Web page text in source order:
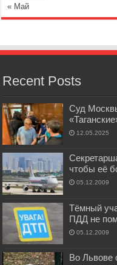
« Май
Recent Posts
Суд
12.05.2025
чтобы её
05.12.2009
Тёмный
ПДД не
05.12.2009
Во Львове